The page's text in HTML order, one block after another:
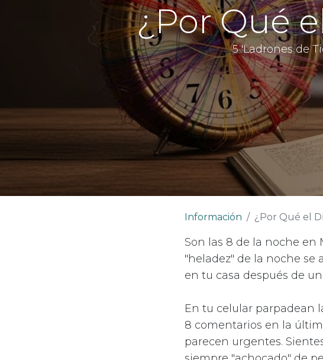
¿Por Qué
5 'Ladrones de
Información ¿Por Qué el
Son las 8 de la noche en
"heladez" de la noche se
en tu casa después de
En tu celular parpadean
8 comentarios en la
parecen urgentes.